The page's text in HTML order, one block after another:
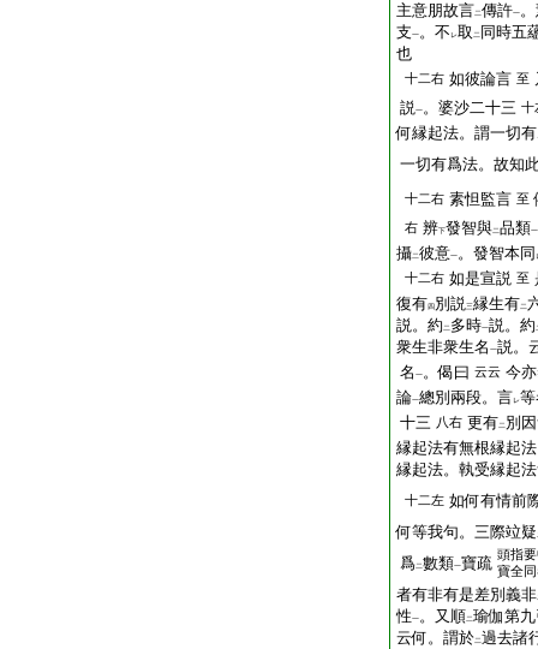
主意朋故言二傳許一
支一。不 レ取 二 同時五
也
十二右 如彼論言 至
説一。婆沙二十三 十
何縁起法。謂一切
一切有爲法。故知
十二右 素怛監言 至
右 辨下發智與二品類一
攝二彼意一。發智本同
十二右 如是宣説 至
復有四別説三縁生有二
説。約 二 多時一説。約
衆生非衆生名 一説。
名 一。偈曰 云云 今
論一總別兩段。言レ
十三 八右 更有二 別
縁起法有無根縁起
縁起法。執受縁起
十二左 如何有情前
何等我句。三際竝疑
爲二數類一寶疏 頭指
寶全
者有非有是差別義非
性一。又順二瑜伽第
云何。謂於二過去諸